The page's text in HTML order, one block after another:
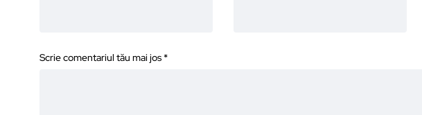
Scrie comentariul tău mai jos *